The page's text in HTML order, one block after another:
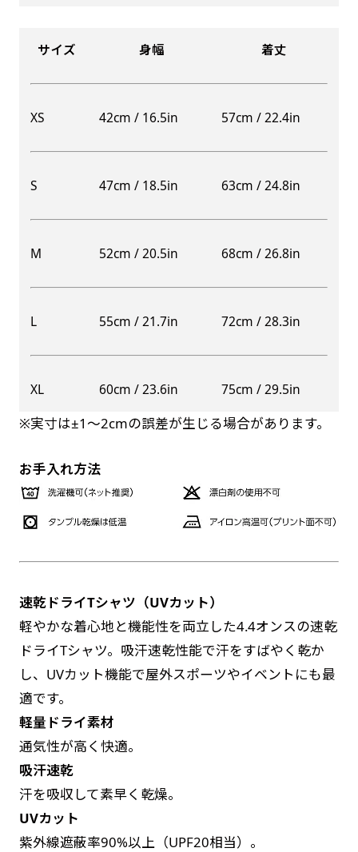
サイズ 身幅 着丈
XS 42cm / 16.5in 57cm / 22.4in
S 47cm / 18.5in 63cm / 24.8in
M 52cm / 20.5in 68cm / 26.8in
L 55cm / 21.7in 72cm / 28.3in
XL 60cm / 23.6in 75cm / 29.5in
※実寸は±1〜2cmの誤差が生じる場合があります。
お手入れ方法
速乾ドライTシャツ（UVカット）
軽やかな着心地と機能性を両立した4.4オンスの速乾
ドライTシャツ。吸汗速乾性能で汗をすばやく乾か
し、UVカット機能で屋外スポーツやイベントにも最
適です。
軽量ドライ素材
通気性が高く快適。
吸汗速乾
汗を吸収して素早く乾燥。
UVカット
紫外線遮蔽率90%以上（UPF20相当）。
種のデザインを楽しむことができます。前からも
A面B面のデザイン変化を楽しんでお客様にアピ
自由入力(60x180以内)
お好みのサイズで縦幕・横幕の作成が可能です。
あんな場所こんな場所お好みのサイズでお好みの
幕の製作をお楽しみください
長辺が180cm以内、短辺が60cm以内であれば自
幕の製作をお楽しみください
レギュラーのれん
けて疑似的にのれんのような幕をつくります。お
レギュラーのれんスリムは横幕の上部にチチを5
か所つけて疑似的にのれんのような幕をつくりま
ます。（レギュラーのれん縦50cm／レギュラー
スリムのれん縦30cm）お店の入口付近の装飾に
是非！
る場所でのぼり旗を使用する際に推奨されてい
ます。防炎加工によってのぼり旗が炎に触れても
燃えにくくなります。（燃えるというより溶け
るに近くなるイメージ）一般的な方法は、旗の
素材に特殊な化学薬品を使用して延焼を抑えま
お急ぎ［ +330円 ］
お急ぎは翌営業日発送（基本12時締め切り)枚数
によって対応できない場合、ギリギリでも対応
できる場合もあります。防炎加工、トロピカル
生地は対応不可です。